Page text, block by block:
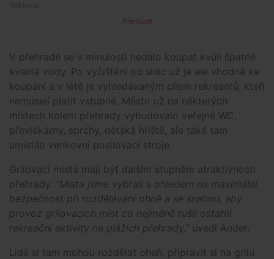
Premium
V přehradě se v minulosti nedalo koupat kvůli špatné
kvalitě vody. Po vyčištění od sinic už je ale vhodná ke
koupání a v létě je vyhledávaným cílem rekreantů, kteří
nemusejí platit vstupné. Město už na některých
místech kolem přehrady vybudovalo veřejné WC,
převlékárny, sprchy, dětská hřiště, ale také tam
umístilo venkovní posilovací stroje.
Grilovací místa mají být dalším stupněm atraktivnosti
přehrady. "Místa jsme vybrali s ohledem na maximální
bezpečnost při rozdělávání ohně a se snahou, aby
provoz grilovacích míst co nejméně rušil ostatní
rekreační aktivity na plážích přehrady," uvedl Ander.
Lidé si tam mohou rozdělat oheň, připravit si na grilu